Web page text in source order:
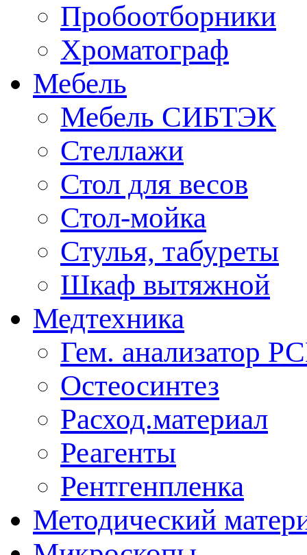
Пробоотборники
Хроматограф
Мебель
Мебель СИБТЭК
Стеллажи
Стол для весов
Стол-мойка
Стулья, табуреты
Шкаф вытяжной
Медтехника
Гем. анализатор
Остеосинтез
Расход.материал
Реагенты
Рентгенпленка
Методический